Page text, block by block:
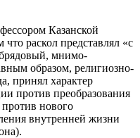
Казанской
раскол представлял «с
мнимо-
образом, религиозно-
принял характер
против преобразования
против нового
внутренней жизни